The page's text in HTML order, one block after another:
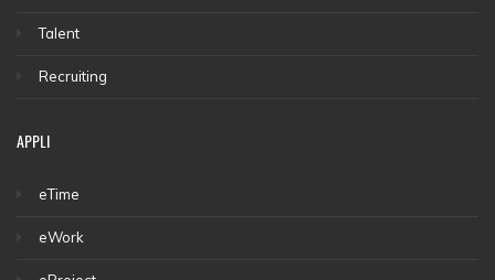
Talent
Recruiting
APPLI
eTime
eWork